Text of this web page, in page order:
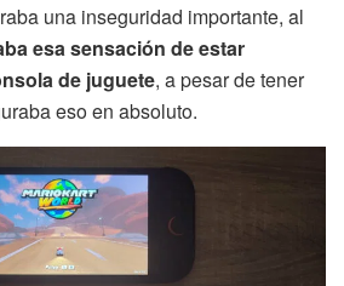
una inseguridad importante, al
esa sensación de estar
de juguete, a pesar de tener
eso en absoluto.